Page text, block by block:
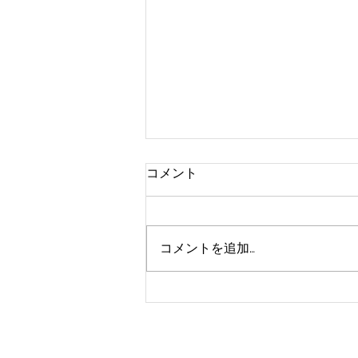
【今日の師匠】vol.78
コメント
コメントを追加…